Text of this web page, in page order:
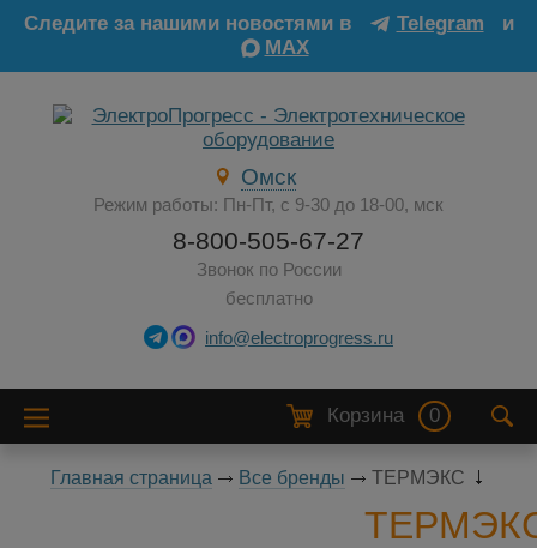
Следите за нашими новостями в Telegram
и
MAX
Омск
Режим работы: Пн-Пт, с 9-30 до 18-00, мск
8-800-505-67-27
Звонок по России
бесплатно
info@electroprogress.ru
Корзина 0
Главная страница Все бренды ТЕРМЭКС